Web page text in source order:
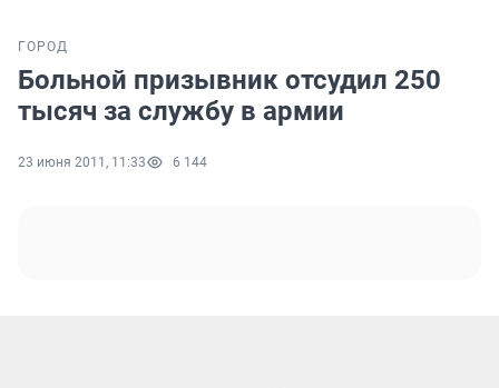
ГОРОД
Больной призывник отсудил 250
тысяч за службу в армии
23 июня 2011, 11:33 6 144